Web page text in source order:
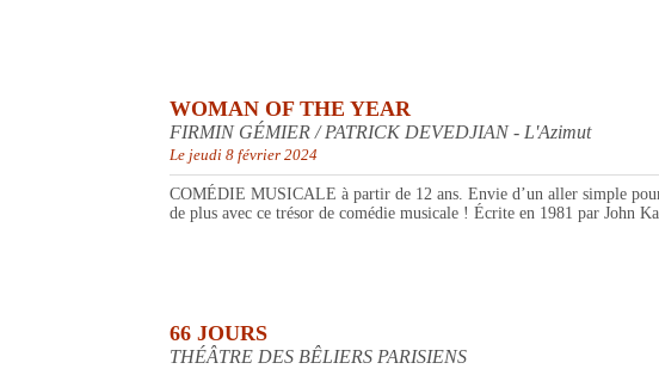
WOMAN OF THE YEAR
FIRMIN GÉMIER / PATRICK DEVEDJIAN - L'Azimut
Le jeudi 8 février 2024
COMÉDIE MUSICALE à partir de 12 ans. Envie d’un aller simple
de plus avec ce trésor de comédie musicale ! Écrite en 1981 par John
66 JOURS
THÉÂTRE DES BÊLIERS PARISIENS